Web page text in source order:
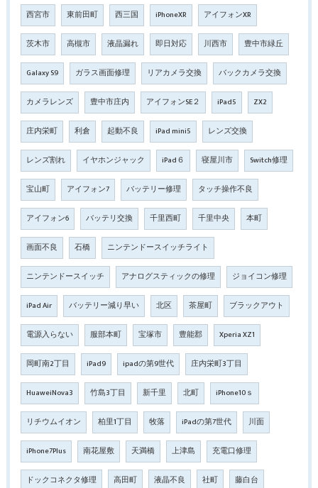
西宮市 東前田町 西三国 iPhoneXR アイフォンXR
茨木市 高槻市 液晶漏れ 即日対応 川西市 豊中市緑丘
Galaxy S9 ガラス画面修理 リアカメラ交換 バックカメラ交換
カメラレンズ 豊中市庄内 アイフォンSE２ iPad5 ZX2
庄内栄町 利倉 起動不良 iPad mini5 レンズ交換
レンズ割れ イヤホンジャック iPad６ 寝屋川市 Switch修理
宝山町 アイフォン7 バッテリー修理 タッチ操作不良
アイフォン6 バッテリ交換 千里西町 千里中央 本町
画面不良 石橋 ニンテンドースイッチライト
ニンテンドースイッチ アナログスティックの修理 ジョイコン修理
iPad Air バッテリー減り早い 北区 茶屋町 ブラックアウト
電源入らない 服部本町 宝塚市 豊能郡 Xperia XZ1
岡町南2丁目 iPad9 ipadの第9世代 庄内栄町3丁目
HuaweiNova3 竹島3丁目 新千里 北町 iPhone10ｓ
リチウムイオン 柏里1丁目 牧落 iPadの第7世代 川面
iPhone7Plus 南花屋敷 天満橋 上津島 充電口修理
ドックコネクタ修理 高田町 液晶不良 社町 藤白台